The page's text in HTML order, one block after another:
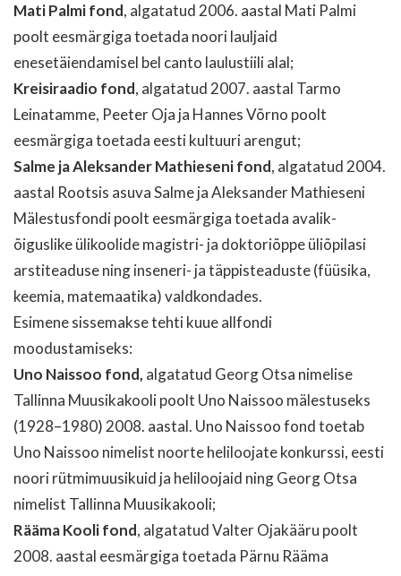
Mati Palmi fond, algatatud 2006. aastal Mati Palmi
poolt eesmärgiga toetada noori lauljaid
enesetäiendamisel bel canto laulustiili alal;
Kreisiraadio fond, algatatud 2007. aastal Tarmo
Leinatamme, Peeter Oja ja Hannes Võrno poolt
eesmärgiga toetada eesti kultuuri arengut;
Salme ja Aleksander Mathieseni fond, algatatud 2004.
aastal Rootsis asuva Salme ja Aleksander Mathieseni
Mälestusfondi poolt eesmärgiga toetada avalik-
õiguslike ülikoolide magistri- ja doktoriõppe üliõpilasi
arstiteaduse ning inseneri- ja täppisteaduste (füüsika,
keemia, matemaatika) valdkondades.
Esimene sissemakse tehti kuue allfondi
moodustamiseks:
Uno Naissoo fond, algatatud Georg Otsa nimelise
Tallinna Muusikakooli poolt Uno Naissoo mälestuseks
(1928–1980) 2008. aastal. Uno Naissoo fond toetab
Uno Naissoo nimelist noorte heliloojate konkurssi, eesti
noori rütmimuusikuid ja heliloojaid ning Georg Otsa
nimelist Tallinna Muusikakooli;
Rääma Kooli fond, algatatud Valter Ojakääru poolt
2008. aastal eesmärgiga toetada Pärnu Rääma